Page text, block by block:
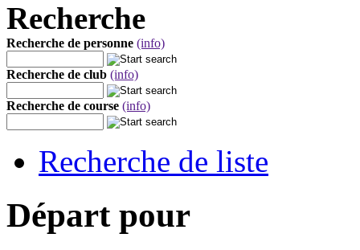
Recherche
Recherche de personne (info)
Recherche de club (info)
Recherche de course (info)
Recherche de liste
Départ pour